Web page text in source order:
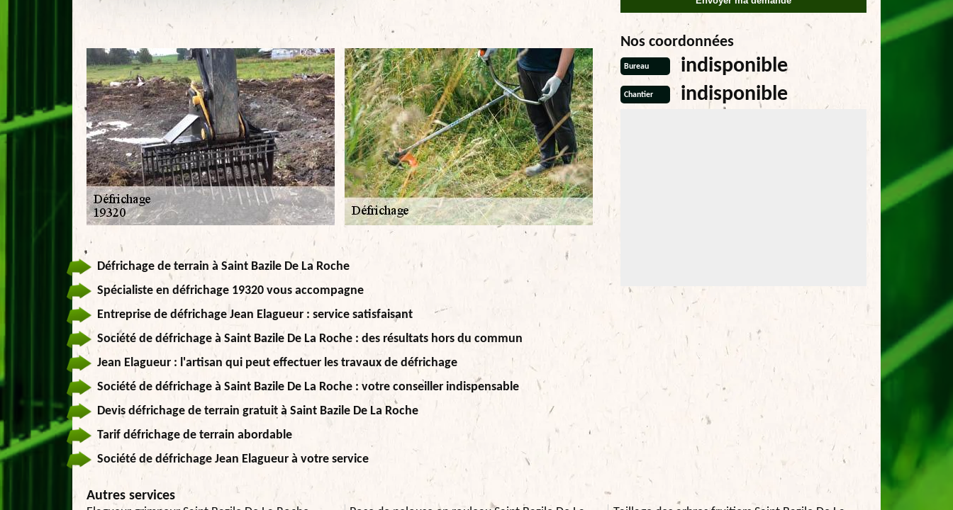
Défrichage de terrain à Saint Bazile De La Roche
Spécialiste en défrichage 19320 vous accompagne
Entreprise de défrichage Jean Elagueur : service satisfaisant
Société de défrichage à Saint Bazile De La Roche : des résultats hors du commun
Jean Elagueur : l'artisan qui peut effectuer les travaux de défrichage
Société de défrichage à Saint Bazile De La Roche : votre conseiller indispensable
Devis défrichage de terrain gratuit à Saint Bazile De La Roche
Tarif défrichage de terrain abordable
Société de défrichage Jean Elagueur à votre service
Nos coordonnées
Bureau indisponible
Chantier indisponible
Autres services